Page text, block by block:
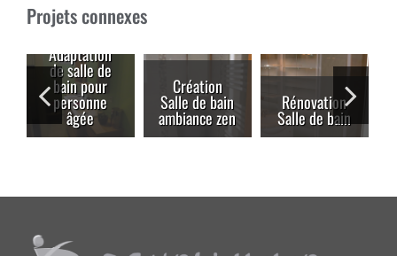
Projets connexes
Adaptation
de salle de
bain pour
personne
âgée
Création
Salle de bain
ambiance zen
Rénovation
Salle de bain